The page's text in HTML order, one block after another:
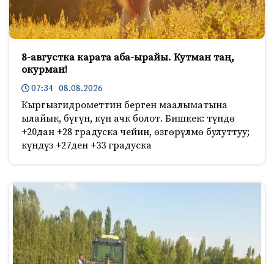
8-августка карата аба-ырайы. Кутман таң,
окурман!
07:34 08.08.2026
Кыргызгидрометтин берген маалыматына
ылайык, бүгүн, күн ачк болот. Бишкек: түндө
+20дан +28 градуска чейин, өзгөрүлмө булуттуу;
күндүз +27ден +33 градуска